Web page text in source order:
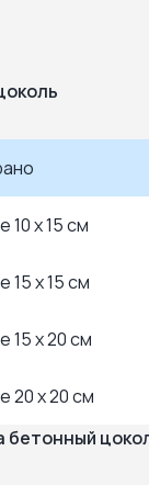
10 x 15 см
15 x 15 см
15 x 20 см
20 x 20 см
бетонный